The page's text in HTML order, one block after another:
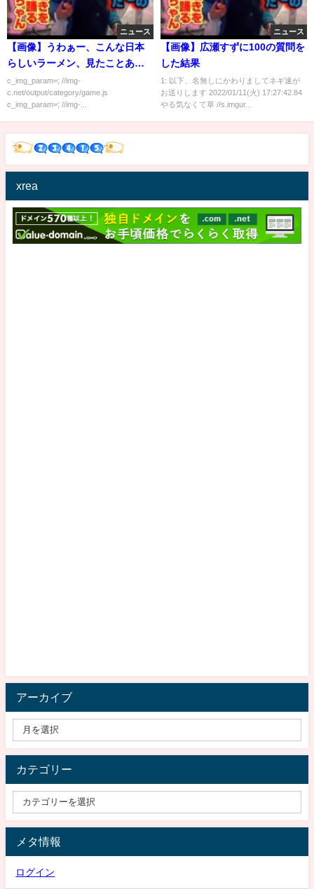
ニュース
【画像】うわぁー、こんな日本
らしいラーメン、見たことある
か？
c_img_param=; //img-
c.net/output/category/game.js
c_img_param=; //img-...
ニュース
【画像】広瀬すずに100の質問を
した結果
1: 以下、名無しにかわりましてネギ速が
お送りします 2022/01/11(火) 17:27:42.84
やる気なくて草 //s.imgur...
xrea
アーカイブ
カテゴリー
メタ情報
ログイン